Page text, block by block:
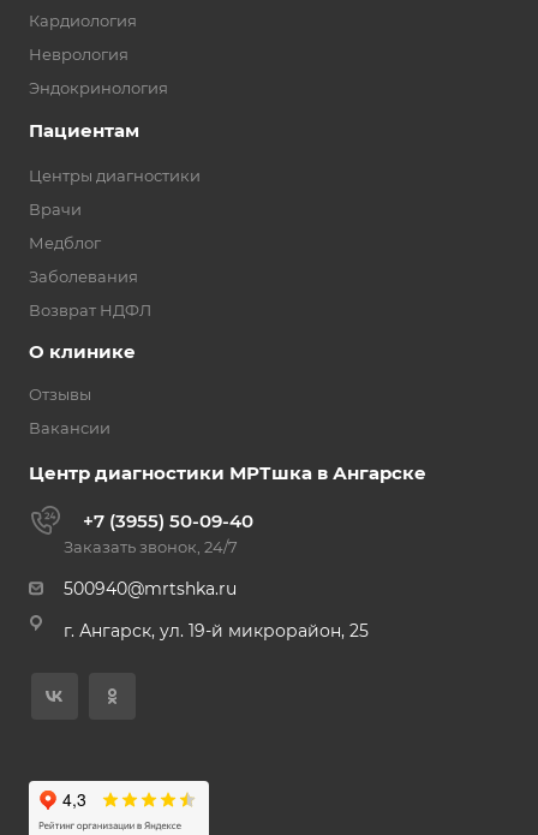
Кардиология
Неврология
Эндокринология
Пациентам
Центры диагностики
Врачи
Медблог
Заболевания
Возврат НДФЛ
О клинике
Отзывы
Вакансии
Центр диагностики МРТшка в Ангарске
+7 (3955) 50-09-40
Заказать звонок, 24/7
500940@mrtshka.ru
г. Ангарск, ул. 19-й микрорайон, 25